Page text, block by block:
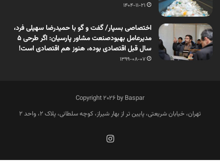
1404-11-21
اختصاصی بسپار/ گفت و گو با حمیدرضا سهیلی فرد،
مدیرعامل بهبودصنعت مشاور پارسیان: اگر طرحی ۵
سال قبل اقتصادی بوده، هنوز هم اقتصادی است!
1399-08-07
Copyright 2026 by Baspar
تهران، خیابان شریعتی، پایین تر از بهار شیراز، کوچه سلطانی، پلاک 2، واحد 2